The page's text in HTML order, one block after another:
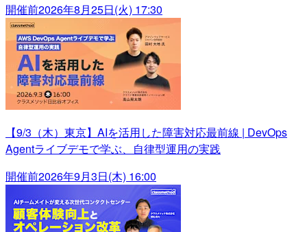
開催前2026年8月25日(火) 17:30
【9/3（木）東京】AIを活用した障害対応最前線 | DevOps
Agentライブデモで学ぶ、自律型運用の実践
開催前2026年9月3日(木) 16:00